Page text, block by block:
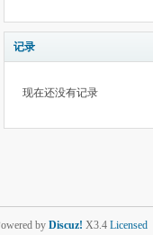
记录
现在还没有记录
by Discuz! X3.4 Licensed